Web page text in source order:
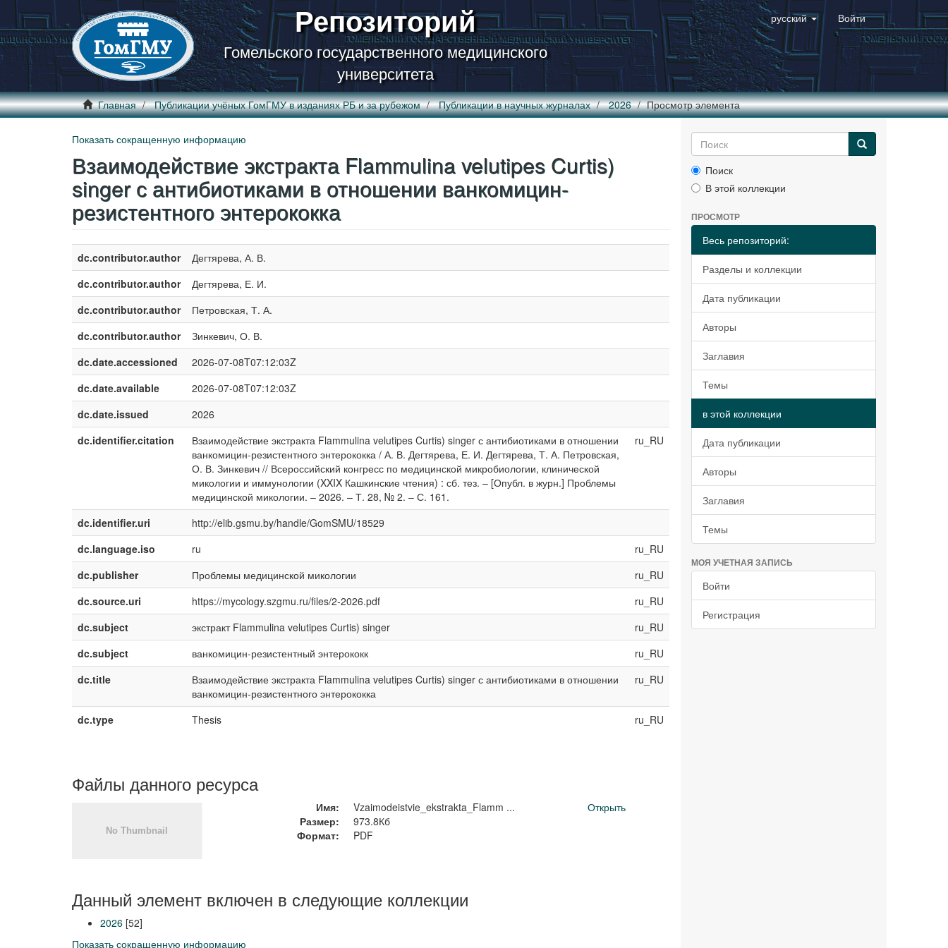
Репозиторий
Гомельского государственного медицинского
университета
русский Войти
Главная Публикации учёных ГомГМУ в изданиях РБ и за рубежом Публикации в научных журналах 2026 Просмотр элемента
Показать сокращенную информацию
Взаимодействие экстракта Flammulina velutipes Curtis)
singer с антибиотиками в отношении ванкомицин-
резистентного энтерококка
dc.contributor.author
Дегтярева, А. В.
dc.contributor.author
Дегтярева, Е. И.
dc.contributor.author
Петровская, Т. А.
dc.contributor.author
Зинкевич, О. В.
dc.date.accessioned
2026-07-08T07:12:03Z
dc.date.available
2026-07-08T07:12:03Z
dc.date.issued
2026
dc.identifier.citation
Взаимодействие экстракта Flammulina velutipes Curtis) singer с антибиотиками в отношении
ванкомицин-резистентного энтерококка / А. В. Дегтярева, Е. И. Дегтярева, Т. А. Петровская,
О. В. Зинкевич // Всероссийский конгресс по медицинской микробиологии, клинической
микологии и иммунологии (XXIX Кашкинские чтения) : сб. тез. – [Опубл. в журн.] Проблемы
медицинской микологии. – 2026. – Т. 28, № 2. – С. 161.
ru_RU
dc.identifier.uri
http://elib.gsmu.by/handle/GomSMU/18529
dc.language.iso
ru
ru_RU
dc.publisher
Проблемы медицинской микологии
ru_RU
dc.source.uri
https://mycology.szgmu.ru/files/2-2026.pdf
ru_RU
dc.subject
экстракт Flammulina velutipes Curtis) singer
ru_RU
dc.subject
ванкомицин-резистентный энтерококк
ru_RU
dc.title
Взаимодействие экстракта Flammulina velutipes Curtis) singer с антибиотиками в отношении
ванкомицин-резистентного энтерококка
ru_RU
dc.type Thesis ru_RU
Файлы данного ресурса
Имя:
Vzaimodeistvie_ekstrakta_Flamm ...
Размер:
973.8Кб
Формат:
PDF
Открыть
Данный элемент включен в следующие коллекции
2026 [52]
Показать сокращенную информацию
Поиск
В этой коллекции
ПРОСМОТР
Весь репозиторий:
Разделы и коллекции
Дата публикации
Авторы
Заглавия
Темы
в этой коллекции
Дата публикации
Авторы
Заглавия
Темы
МОЯ УЧЕТНАЯ ЗАПИСЬ
Войти
Регистрация